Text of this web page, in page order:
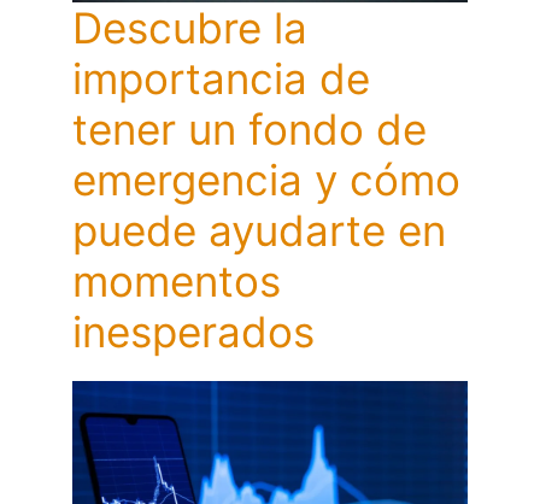
Descubre la
importancia de
tener un fondo de
emergencia y cómo
puede ayudarte en
momentos
inesperados